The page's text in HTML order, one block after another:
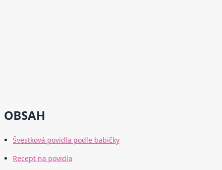
OBSAH
Švestková povidla podle babičky
Recept na povidla